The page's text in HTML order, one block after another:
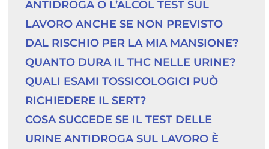
ANTIDROGA O L’ALCOL TEST SUL
LAVORO ANCHE SE NON PREVISTO
DAL RISCHIO PER LA MIA MANSIONE?
QUANTO DURA IL THC NELLE URINE?
QUALI ESAMI TOSSICOLOGICI PUÒ
RICHIEDERE IL SERT?
COSA SUCCEDE SE IL TEST DELLE
URINE ANTIDROGA SUL LAVORO È